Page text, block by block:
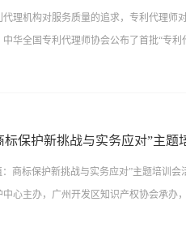
理机构对服务质量的追求，专利代理师
华全国专利代理师协会公布了首批“专利
专利代理更加凸显出“赋能”的使命。今天
理师不仅要懂法条、懂流程，更要懂技
法律认可、审查员信服、竞争对手难以
标保护新挑战与实务应对”主题
：商标保护新挑战与实务应对”主题培训
心主办，广州开发区知识产权协会承办